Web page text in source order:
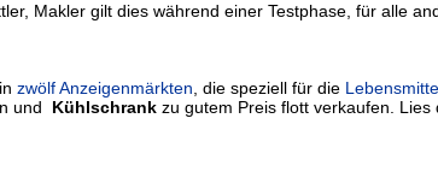
Makler gilt dies während einer Testphase, für alle
zwölf Anzeigenmärkten , die speziell für die
und Kühlschrankzu gutem Preis flott verkaufen. Lies